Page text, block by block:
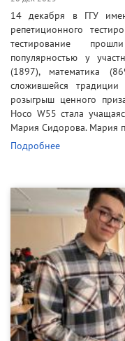
14 декабря в ГГУ
репетиционного
тестирование
популярностью у
(1897), математика
сложившейся
розыгрыш ценного
Hoco W55 стала
Мария Сидорова. Мария
Подробнее